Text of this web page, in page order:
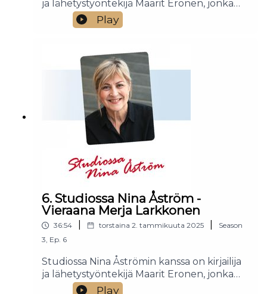
ja lähetystyöntekijä Maarit Eronen, jonka
kanssa puhutaan rakkaudesta: Onko
rakkaus vain tunne vai jotakin paljon
rakkaussuhteen Jumala tarjoaa meille?
Play
6. Studiossa Nina Åström -
Vieraana Merja Larkkonen
36:54 torstaina 2. tammikuuta 2025
Season
3, Ep. 6
Studiossa Nina Åströmin kanssa on kirjailija
ja lähetystyöntekijä Maarit Eronen, jonka
kanssa puhutaan rakkaudesta: Onko
Play